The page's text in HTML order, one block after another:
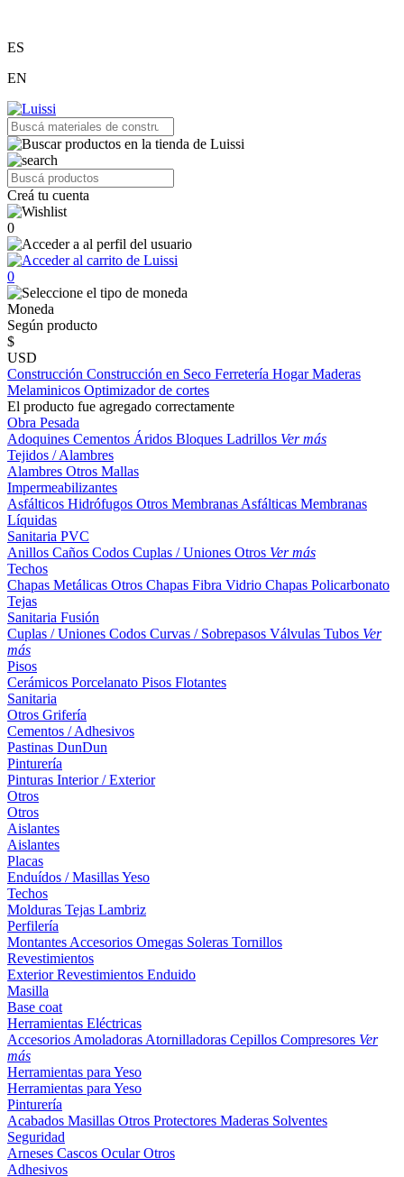
ES
EN
Creá tu cuenta
0
0
Moneda
Según producto
$
USD
Construcción Construcción en Seco Ferretería HogarMaderas
Melaminicos Optimizador de cortes
El producto fue agregado correctamente
Obra Pesada
Adoquines Cementos Áridos Bloques Ladrillos Ver más
Tejidos / Alambres
Alambres Otros Mallas
Impermeabilizantes
Asfálticos Hidrófugos Otros Membranas Asfálticas Membranas
Líquidas
Sanitaria PVC
Anillos Caños Codos Cuplas / Uniones Otros Ver más
Techos
Chapas Metálicas Otros Chapas Fibra Vidrio Chapas Policarbonato
Tejas
Sanitaria Fusión
Cuplas / Uniones Codos Curvas / Sobrepasos Válvulas Tubos Ver
más
Pisos
Cerámicos Porcelanato Pisos Flotantes
Sanitaria
Otros Grifería
Cementos / Adhesivos
Pastinas DunDun
Pinturería
Pinturas Interior / Exterior
Otros
Otros
Aislantes
Aislantes
Placas
Enduídos / MasillasYeso
Techos
Molduras Tejas Lambriz
Perfilería
Montantes Accesorios Omegas Soleras Tornillos
Revestimientos
ExteriorRevestimientos Enduido
Masilla
Base coat
Herramientas Eléctricas
Accesorios Amoladoras Atornilladoras Cepillos Compresores Ver
más
Herramientas para Yeso
Herramientas para Yeso
Pinturería
Acabados Masillas Otros Protectores Maderas Solventes
Seguridad
Arneses Cascos OcularOtros
Adhesivos